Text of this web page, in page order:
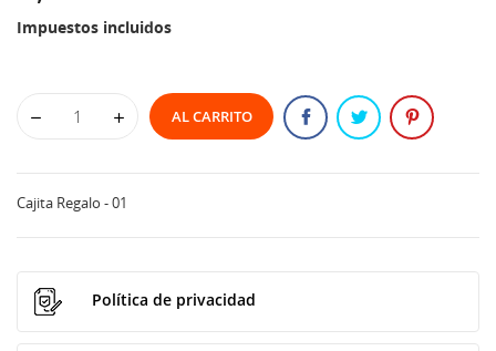
Impuestos incluidos
AL CARRITO
Cajita Regalo - 01
Política de privacidad